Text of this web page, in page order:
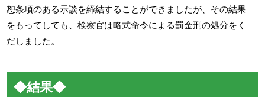
恕条項のある示談を締結することができましたが、その結果
をもってしても、検察官は略式命令による罰金刑の処分をく
だしました。
◆結果◆